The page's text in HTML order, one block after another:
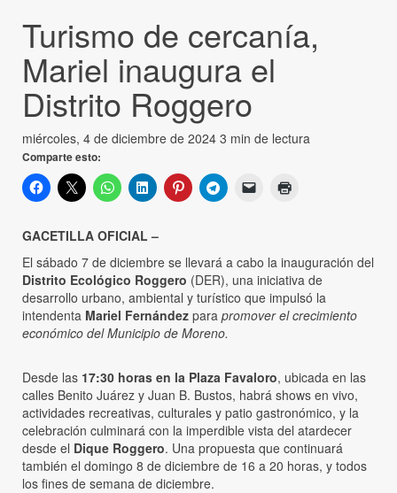
Turismo de cercanía,
Mariel inaugura el
Distrito Roggero
miércoles, 4 de diciembre de 2024 3 min de lectura
Comparte esto:
GACETILLA OFICIAL –
El sábado 7 de diciembre se llevará a cabo la inauguración del
Distrito Ecológico Roggero (DER), una iniciativa de
desarrollo urbano, ambiental y turístico que impulsó la
intendenta Mariel Fernández para promover el crecimiento
económico del Municipio de Moreno.
Desde las 17:30 horas en la Plaza Favaloro, ubicada en las
calles Benito Juárez y Juan B. Bustos, habrá shows en vivo,
actividades recreativas, culturales y patio gastronómico, y la
celebración culminará con la imperdible vista del atardecer
desde el Dique Roggero. Una propuesta que continuará
también el domingo 8 de diciembre de 16 a 20 horas, y todos
los fines de semana de diciembre.